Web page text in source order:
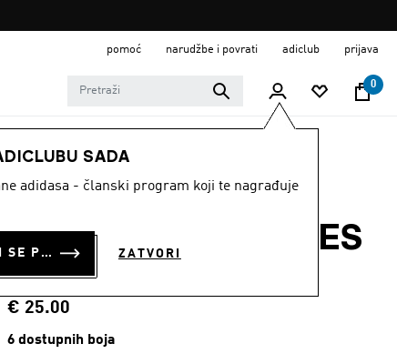
pomoć narudžbe i povrati adiclub prijava
0
SADA
adidasa - članski program koji te nagrađuje
PRIJAVI SE ILI SE PRIDRUŽI SADA ZATVORI
MUŠKARCI Odjeća
KRATKE HLAČE
LEGENDS 3-STRIPES
BASKETBALL
€ 25.00
6 dostupnih boja